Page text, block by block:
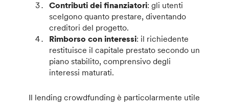
Contributi dei finanziatori: gli utenti
scelgono quanto prestare, diventando
creditori del progetto.
Rimborso con interessi: il richiedente
restituisce il capitale prestato secondo un
piano stabilito, comprensivo degli
interessi maturati.
Il lending crowdfunding è particolarmente utile